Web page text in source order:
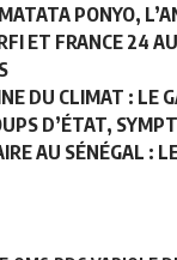
PONYO,
ET FRANCE 24
DU CLIMAT : LE
D’ÉTAT,
AU SÉNÉGAL :